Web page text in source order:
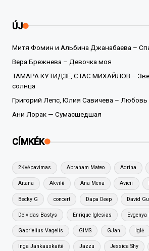
ÚJ
Митя Фомин и Альбина Джанабаева –
Вера Брежнева – Девочка моя
ТАМАРА КУТИДЗЕ, СТАС МИХАЙЛОВ –
солнца
Григорий Лепс, Юлия Савичева –
Ани Лорак — Сумасшедшая
CÍMKÉK
2Kvėpavimas Abraham Mateo Adrina
Aitana Akvilė Ana Mena Avicii
Becky G concert Dapa Deep David
Deividas Bastys Enrique Iglesias Evgenya
Gabrielius Vagelis GIMS GJan Iglė
Inga Jankauskaitė Jazzu Jessica Shy